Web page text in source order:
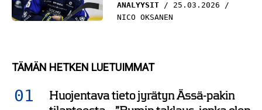
ANALYYSIT
25.03.2026
NICO OKSANEN
TÄMÄN HETKEN LUETUIMMAT
Huojentava tieto jyrätyn Ässä-pakin